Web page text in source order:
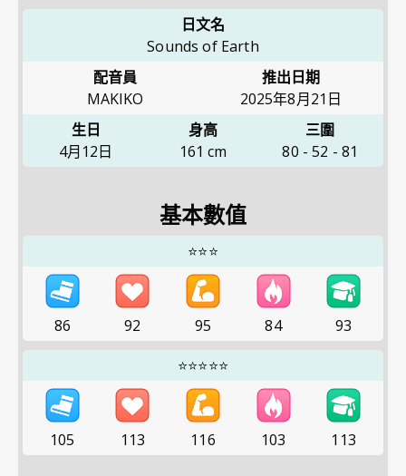
日文名
Sounds of Earth
配音員
MAKIKO
推出日期
2025年8月21日
生日
4月12日
身高
161 cm
三圍
80 -52 - 81
基本數值
⭐⭐⭐
86 92 95 84
93
⭐⭐⭐⭐⭐
105 113 116 103 113